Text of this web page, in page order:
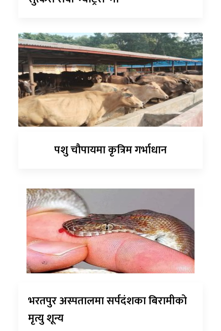
पशु चौपायमा कृत्रिम गर्भाधान
भरतपुर अस्पतालमा सर्पदंशका बिरामीको
मृत्यु शून्य